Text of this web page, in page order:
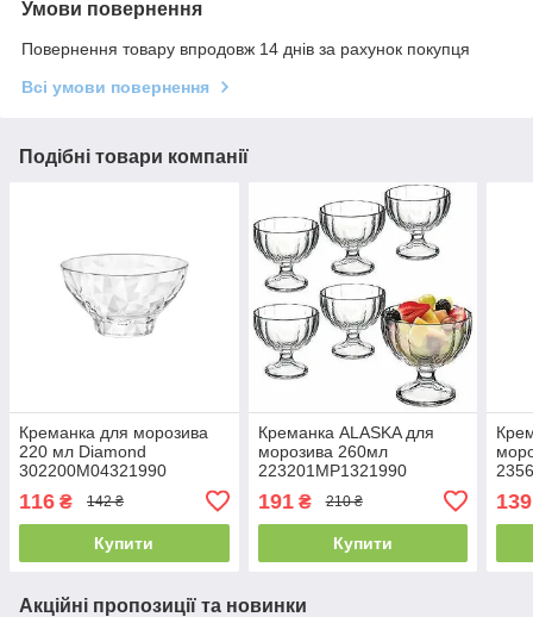
Умови повернення
Повернення товару впродовж 14 днів за рахунок покупця
Всі умови повернення
Подібні товари компанії
Креманка для морозива
220 мл Diamond
302200M04321990
116 ₴ 142 ₴
Купити
Креманка ALASKA для
морозива 260мл
223201MP1321990
191₴ 210 ₴
Купити
139
Акційні пропозиції та новинки